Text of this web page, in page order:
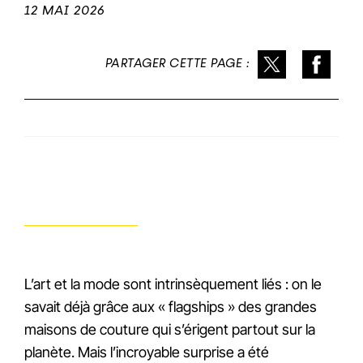
12 MAI 2026
PARTAGER CETTE PAGE :
L’art et la mode sont intrinsèquement liés : on le
savait déjà grâce aux « flagships » des grandes
maisons de couture qui s’érigent partout sur la
planète. Mais l’incroyable surprise a été